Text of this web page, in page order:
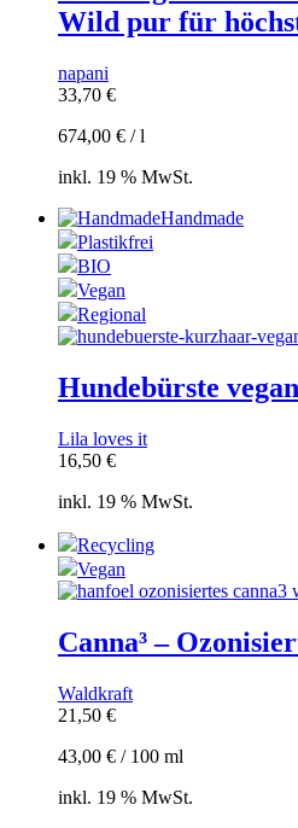
Wild pur für
napani
33,70 €
674,00 € /l
inkl. 19 % MwSt.
Handmade
Plastikfrei
BIO
Vegan
Regional
Hundebürste
Lila loves it
16,50 €
inkl. 19 % MwSt.
Recycling
Vegan
Canna³ –
Waldkraft
21,50 €
43,00 € / 100 ml
inkl. 19 % MwSt.